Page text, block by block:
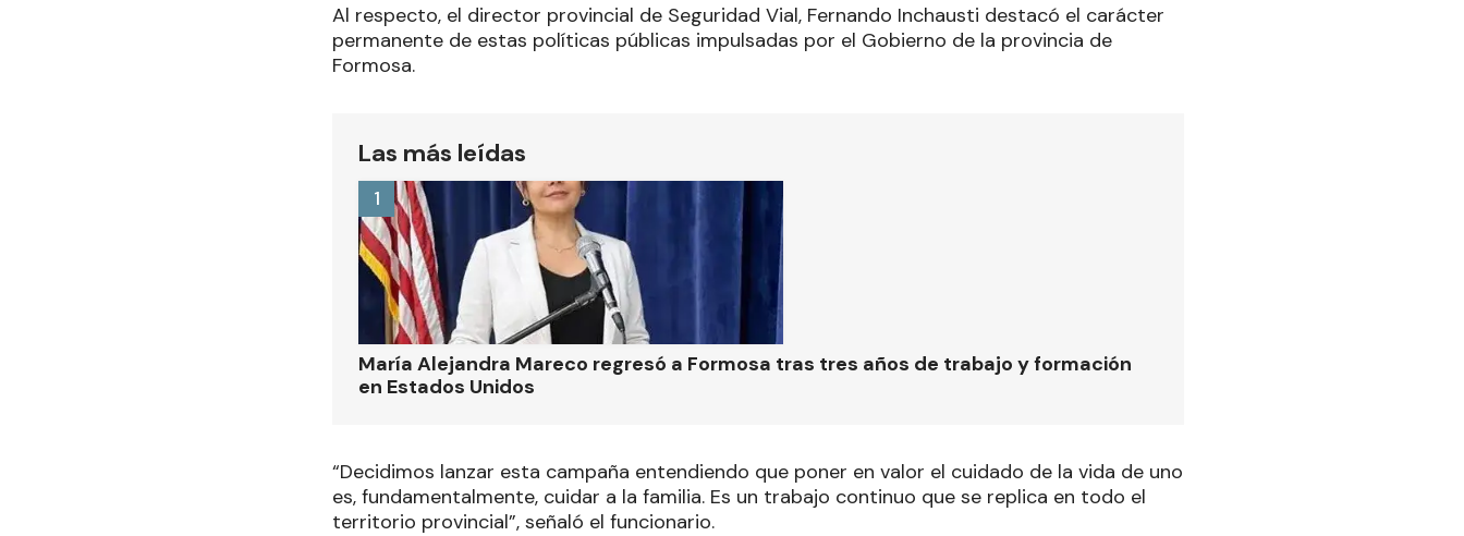
Al respecto, el director provincial de Seguridad Vial, Fernando Inchausti destacó el carácter
permanente de estas políticas públicas impulsadas por el Gobierno de la provincia de
Formosa.
Las más leídas
María Alejandra Mareco regresó a Formosa tras tres años de trabajo y formación
en Estados Unidos
1
“Decidimos lanzar esta campaña entendiendo que poner en valor el cuidado de la vida de uno
es, fundamentalmente, cuidar a la familia. Es un trabajo continuo que se replica en todo el
territorio provincial”, señaló el funcionario.